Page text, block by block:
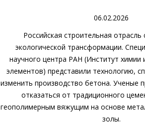
06.02.2026
Российская строительная отрасль
экологической трансформации.
научного центра РАН (Институт химии
элементов) представили технологию,
изменить производство бетона. Ученые
отказаться от традиционного
геополимерным вяжущим на основе
золы.